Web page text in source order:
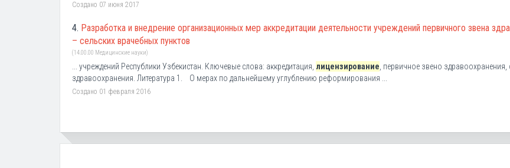
Создано 07 июня 2017
4. Разработка и внедрение организационных мер аккредитации деятельности учреждений первичного звена
– сельских врачебных пунктов
(14.00.00 Медицинские науки)
... учреждений Республики Узбекистан. Ключевые слова: аккредитация, лицензирование, первичное звено здравоохранения,
здравоохранения. Литература 1. О мерах по дальнейшему углублению реформирования ...
Создано 01 февраля 2016